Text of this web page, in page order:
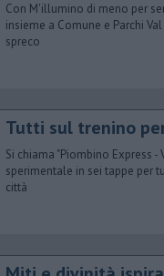
Con M'illumino di meno per
insieme a Comune e Parchi
spreco
Tutti sul trenino
Si chiama "Piombino Express
sperimentale in sei tappe per
città